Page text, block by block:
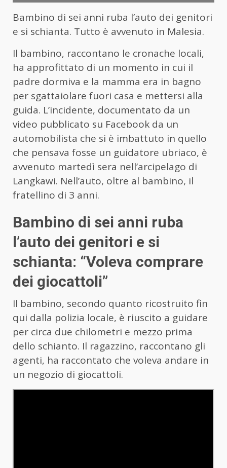
Bambino di sei anni ruba l’auto dei genitori
e si schianta. Tutto è avvenuto in Malesia.
Il bambino, raccontano le cronache locali,
ha approfittato di un momento in cui il
padre dormiva e la mamma era in bagno
per sgattaiolare fuori casa e mettersi alla
guida. L’incidente, documentato da un
video pubblicato su Facebook da un
automobilista che si è imbattuto in quello
che pensava fosse un guidatore ubriaco, è
avvenuto martedì sera nell’arcipelago di
Langkawi. Nell’auto, oltre al bambino, il
fratellino di 3 anni.
Bambino di sei anni ruba
l’auto dei genitori e si
schianta: “Voleva comprare
dei giocattoli”
Il bambino, secondo quanto ricostruito fin
qui dalla polizia locale, è riuscito a guidare
per circa due chilometri e mezzo prima
dello schianto. Il ragazzino, raccontano gli
agenti, ha raccontato che voleva andare in
un negozio di giocattoli.